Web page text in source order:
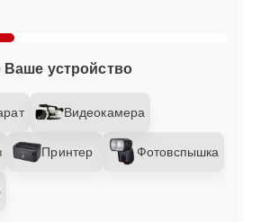
устройство
Видеокамера
Принтер Фотовспышка